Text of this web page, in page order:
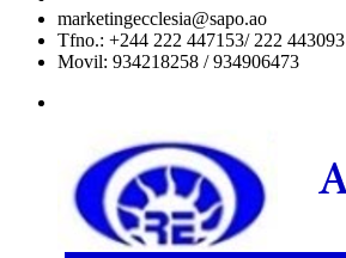
marketingecclesia@sapo.ao
Tfno.: +244 222 447153/ 222 443093
Movil: 934218258 / 934906473